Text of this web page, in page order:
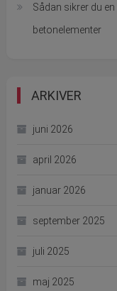
Sådan sikrer du
betonelementer
ARKIVER
juni 2026
april 2026
januar 2026
september 2025
juli 2025
maj 2025